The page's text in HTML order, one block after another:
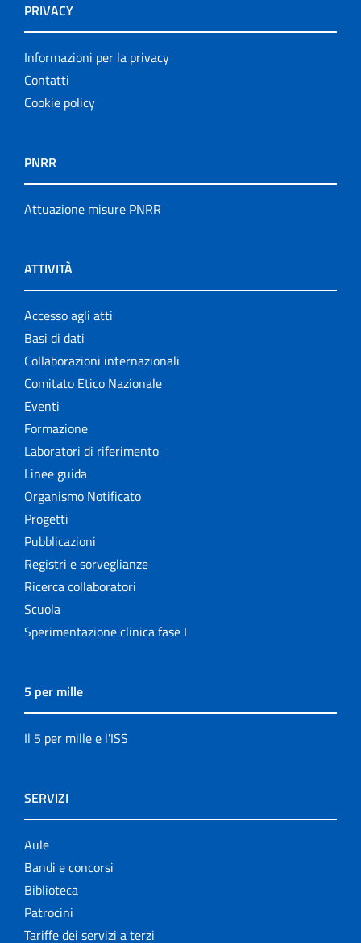
PRIVACY
Informazioni per la privacy
Contatti
Cookie policy
PNRR
Attuazione misure PNRR
ATTIVITÀ
Accesso agli atti
Basi di dati
Collaborazioni internazionali
Comitato Etico Nazionale
Eventi
Formazione
Laboratori di riferimento
Linee guida
Organismo Notificato
Progetti
Pubblicazioni
Registri e sorveglianze
Ricerca collaboratori
Scuola
Sperimentazione clinica fase I
5 per mille
Il 5 per mille e l'ISS
SERVIZI
Aule
Bandi e concorsi
Biblioteca
Patrocini
Tariffe dei servizi a terzi